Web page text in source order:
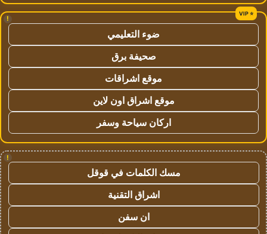
!
ضوء التعليمي
صحيفة برق
موقع اشراقات
موقع اشراق اون لاين
اركان سياحة وسفر
!
مسك الكلمات في قوقل
اشراق التقنية
ان سفن